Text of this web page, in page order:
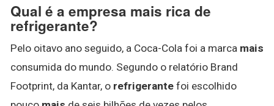
Qual é a empresa mais rica de
refrigerante?
Pelo oitavo ano seguido, a Coca-Cola foi a marca mais
consumida do mundo. Segundo o relatório Brand
Footprint, da Kantar, o refrigerante foi escolhido